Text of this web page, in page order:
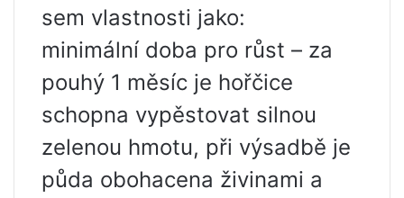
sem vlastnosti jako:
minimální doba pro růst – za
pouhý 1 měsíc je hořčice
schopna vypěstovat silnou
zelenou hmotu, při výsadbě je
půda obohacena živinami a